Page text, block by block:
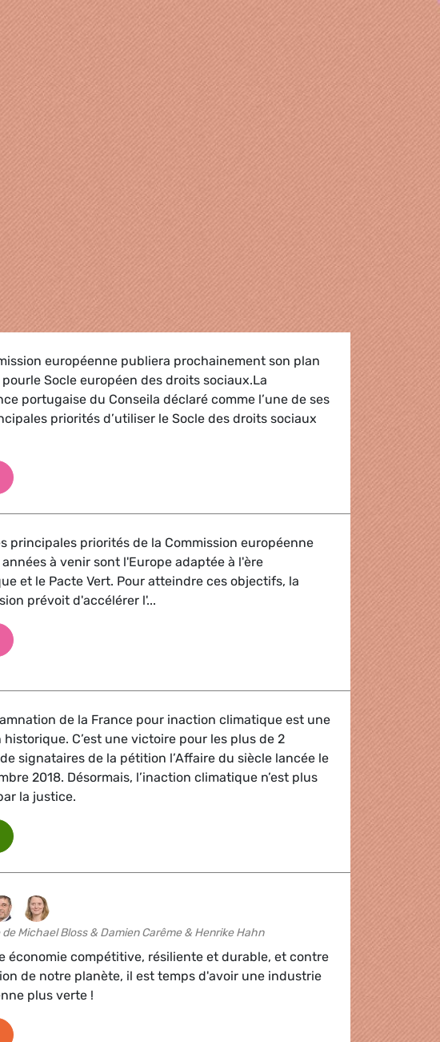
européenne publiera prochainement son plan
pourle Socle européen des droits sociaux.La
portugaise du Conseila déclaré comme l’une de ses
priorités d’utiliser le Socle des droits sociaux
SOCLE EUROPÉEN DES DROITS SOCIAUX : L’OUTIL D’UNE
principales priorités de la Commission européenne
à venir sont l'Europe adaptée à l'ère
et le Pacte Vert. Pour atteindre ces objectifs, la
prévoit d'accélérer l'...
transition numérique et verte : L'intelligence artificielle favorisera-t-
de la France pour inaction climatique est une
historique. C’est une victoire pour les plus de 2
signataires de la pétition l’Affaire du siècle lancée le
2018. Désormais, l’inaction climatique n’est plus
la justice.
du siècle
Michael Bloss & Damien Carême & Henrike Hahn
économie compétitive, résiliente et durable, et contre
de notre planète, il est temps d'avoir une industrie
plus verte !
européenne sur le chemin de la neutralité climatique